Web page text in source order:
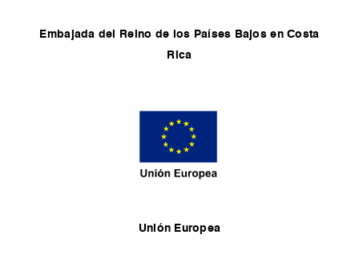
Embajada del Reino de los Países Bajos en Costa
Rica
Unión Europea